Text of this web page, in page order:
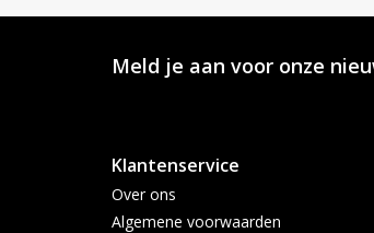
Meld je aan voor onze
Klantenservice
Over ons
Algemene voorwaarden